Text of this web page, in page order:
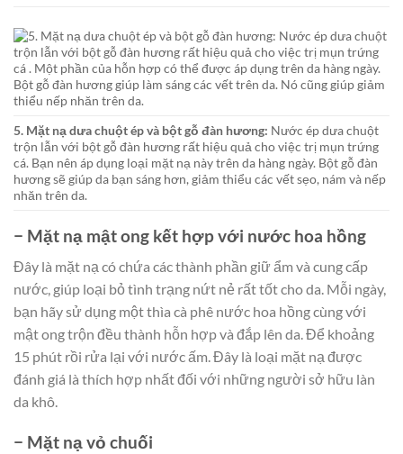
5. Mặt nạ dưa chuột ép và bột gỗ đàn hương: Nước ép dưa chuột
trộn lẫn với bột gỗ đàn hương rất hiệu quả cho việc trị mụn trứng
cá. Bạn nên áp dụng loại mặt nạ này trên da hàng ngày. Bột gỗ đàn
hương sẽ giúp da bạn sáng hơn, giảm thiểu các vết sẹo, nám và nếp
nhăn trên da.
− Mặt nạ mật ong kết hợp với nước hoa hồng
Đây là mặt nạ có chứa các thành phần giữ ẩm và cung cấp
nước, giúp loại bỏ tình trạng nứt nẻ rất tốt cho da. Mỗi ngày,
bạn hãy sử dụng một thìa cà phê nước hoa hồng cùng với
mật ong trộn đều thành hỗn hợp và đắp lên da. Để khoảng
15 phút rồi rửa lại với nước ấm. Đây là loại mặt nạ được
đánh giá là thích hợp nhất đối với những người sở hữu làn
da khô.
− Mặt nạ vỏ chuối